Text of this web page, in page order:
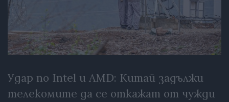
Удар по Intel и AMD: Китай задължи
телекомите да се откажат от чужди